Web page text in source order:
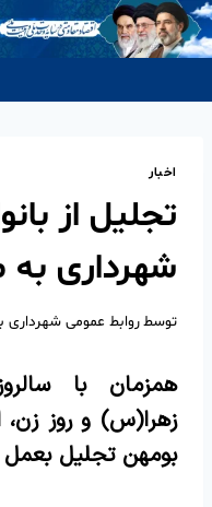
اخبار
تجلیل از
شهرداری
توسطروابط عمومی شهرداری
همزمان با
زهرا(س) و روز زن،
بومهن تجلیل